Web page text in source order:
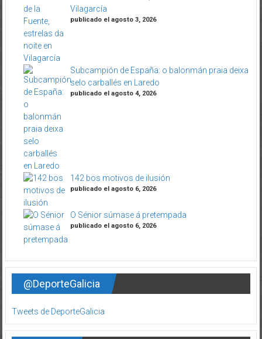
Vilagarcía
publicado el agosto 3, 2026
Subcampión de España: o balonmán praia deixa
selo carballés en Laredo
publicado el agosto 4, 2026
142 bos motivos de ilusión
publicado el agosto 6, 2026
O Sénior súmase á pretempada
publicado el agosto 6, 2026
@DeporteGalicia
Tweets de DeporteGalicia